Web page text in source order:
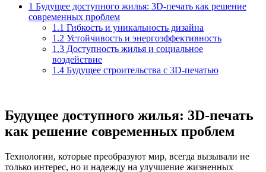
1 Будущее доступного жилья: 3D-печать как решение
современных проблем
1.1 Гибкость и уникальность дизайна
1.2 Устойчивость и энергоэффективность
1.3 Доступность жилья и социальное
воздействие
1.4 Будущее строительства с 3D-печатью
Будущее доступного жилья: 3D-печать
как решение современных проблем
Технологии, которые преобразуют мир, всегда вызывали не
только интерес, но и надежду на улучшение жизненных